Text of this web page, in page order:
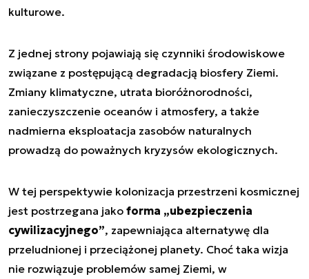
kulturowe.
Z jednej strony pojawiają się czynniki środowiskowe
związane z postępującą degradacją biosfery Ziemi.
Zmiany klimatyczne, utrata bioróżnorodności,
zanieczyszczenie oceanów i atmosfery, a także
nadmierna eksploatacja zasobów naturalnych
prowadzą do poważnych kryzysów ekologicznych.
W tej perspektywie kolonizacja przestrzeni kosmicznej
jest postrzegana jako forma „ubezpieczenia
cywilizacyjnego”, zapewniająca alternatywę dla
przeludnionej i przeciążonej planety. Choć taka wizja
nie rozwiązuje problemów samej Ziemi, w